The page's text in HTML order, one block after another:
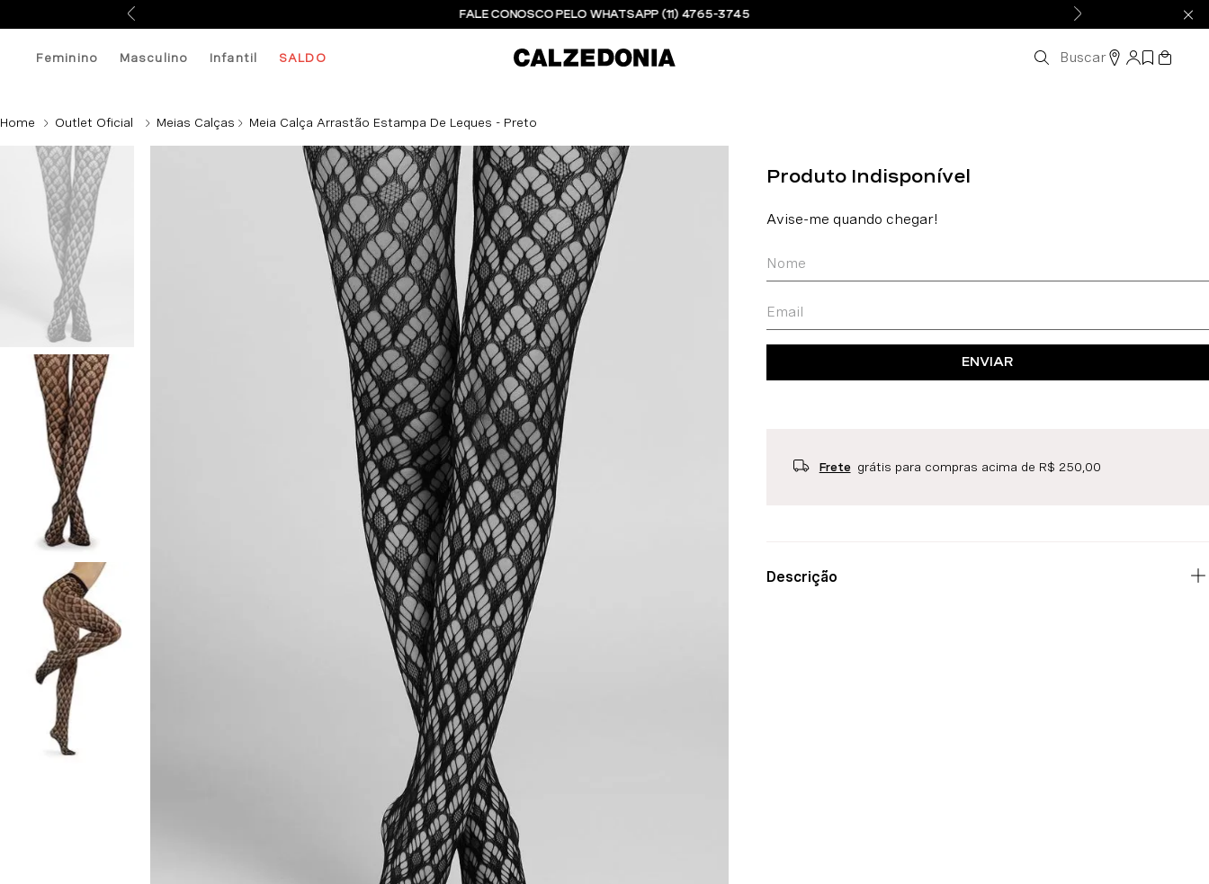
FALE CONOSCO PELO WHATSAPP (11) 4765-3745
Feminino Masculino Infantil SALDO Buscar
Outlet Oficial Meias Calças Meia Calça Arrastão Estampa De Leques - Preto
ENVIAR
Frete grátis para compras acima de R$ 250,00
Descrição